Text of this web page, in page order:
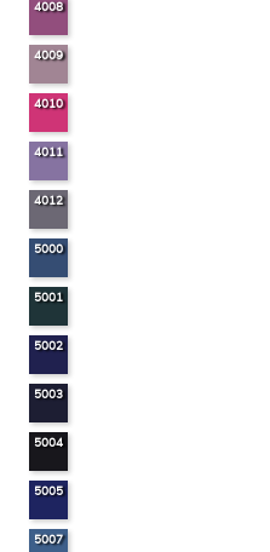
4008
4009
4010
4011
4012
5000
5001
5002
5003
5004
5005
5007